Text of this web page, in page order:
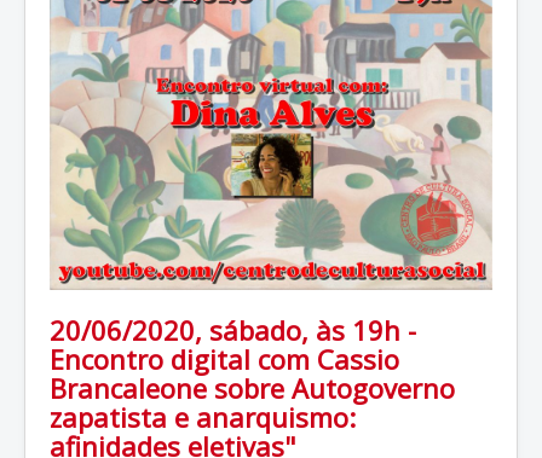
20/06/2020, sábado, às 19h -
Encontro digital com Cassio
Brancaleone sobre Autogoverno
zapatista e anarquismo:
afinidades eletivas"